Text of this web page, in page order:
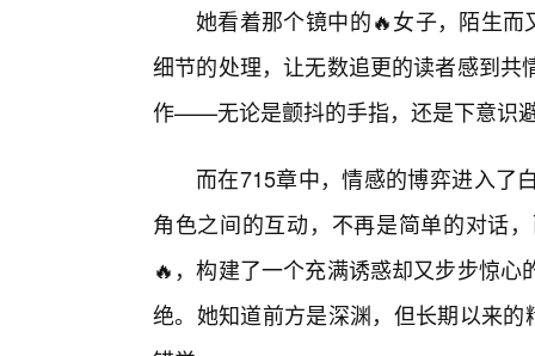
她看着那个镜中的🔥女子，陌生而
细节的处理，让无数追更的读者感到
作——无论是颤抖的手指，还是下意识
而在715章中，情感的博弈进入了
角色之间的互动，不再是简单的对话
🔥，构建了一个充满诱惑却又步步惊
绝。她知道前方是深渊，但长期以来